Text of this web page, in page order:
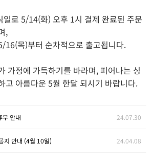
로 5/14(화) 오후 1시 결제 완료된 주문
,
16(목)부터 순차적으로 출고됩니다.
가정에 가득하기를 바라며, 피어나는 싱
고 아름다운 5월 한달 되시기 바랍니다.
무 안내 24.07.30
지 안내 (4월 10일) 24.04.08